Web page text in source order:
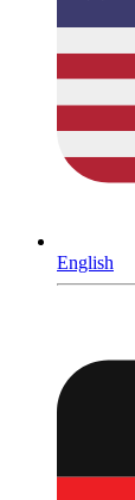
English